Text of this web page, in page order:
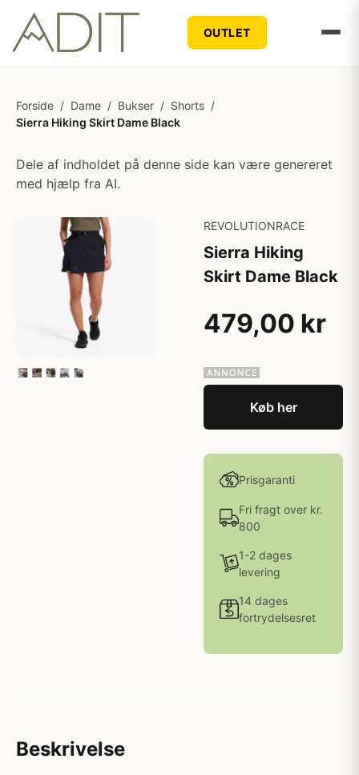
OUTLET
Forside / Dame / Bukser / Shorts /
Sierra Hiking Skirt Dame Black
Dele af indholdet på denne side kan være genereret
med hjælp fra AI.
REVOLUTIONRACE
Sierra Hiking
Skirt Dame Black
479,00 kr
Køb her
Prisgaranti
Fri fragt over kr.
800
1-2 dages
levering
14 dages
fortrydelsesret
Beskrivelse